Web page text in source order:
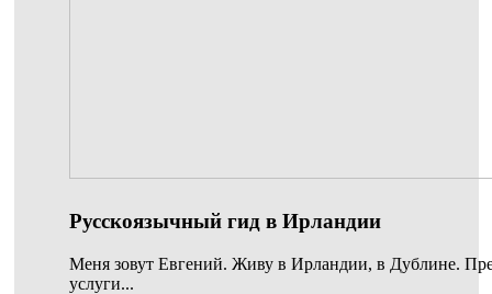
Русскоязычный гид в Ирландии
Меня зовут Евгений. Живу в Ирландии, в Дублине.
услуги...